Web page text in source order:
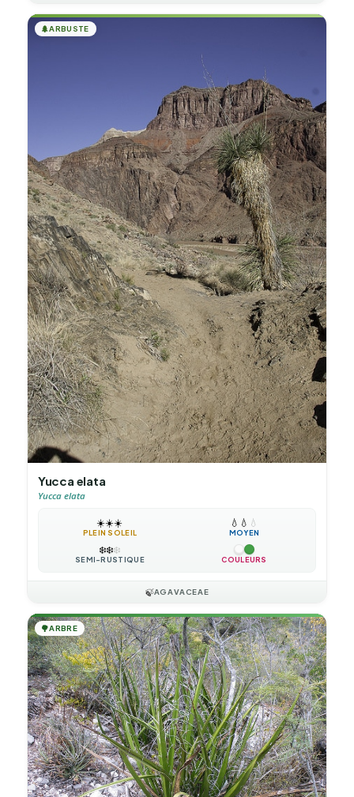
🌲ARBUSTE
Yucca elata
Yucca elata
☀️☀️☀️
PLEIN SOLEIL
💧 💧 💧
MOYEN
❄️❄️❄️
SEMI-RUSTIQUE COULEURS
🍃AGAVACEAE
🌳ARBRE